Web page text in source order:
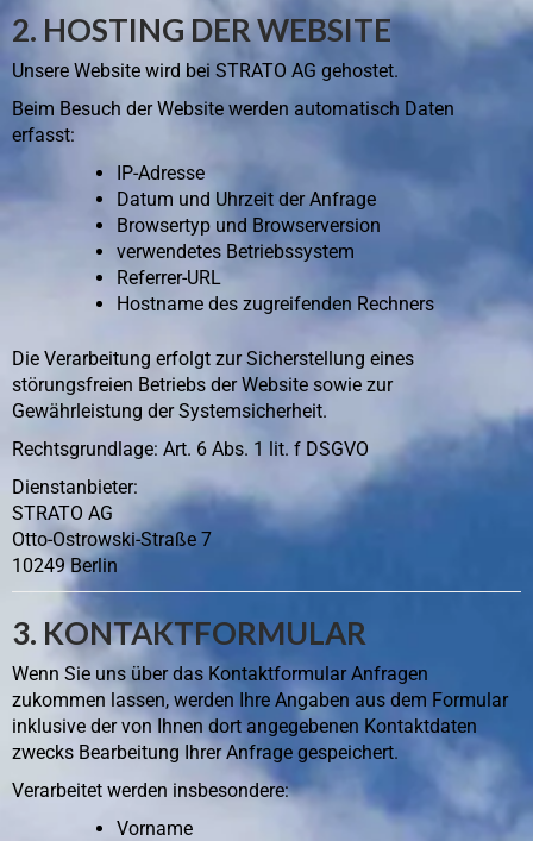
2. HOSTING DER WEBSITE
Unsere Website wird bei STRATO AG gehostet.
Beim Besuch der Website werden automatisch Daten
erfasst:
IP-Adresse
Datum und Uhrzeit der Anfrage
Browsertyp und Browserversion
verwendetes Betriebssystem
Referrer-URL
Hostname des zugreifenden Rechners
Die Verarbeitung erfolgt zur Sicherstellung eines
störungsfreien Betriebs der Website sowie zur
Gewährleistung der Systemsicherheit.
Rechtsgrundlage: Art. 6 Abs. 1 lit. f DSGVO
Dienstanbieter:
STRATO AG
Otto-Ostrowski-Straße 7
10249 Berlin
3. KONTAKTFORMULAR
Wenn Sie uns über das Kontaktformular Anfragen
zukommen lassen, werden Ihre Angaben aus dem Formular
inklusive der von Ihnen dort angegebenen Kontaktdaten
zwecks Bearbeitung Ihrer Anfrage gespeichert.
Verarbeitet werden insbesondere:
Vorname